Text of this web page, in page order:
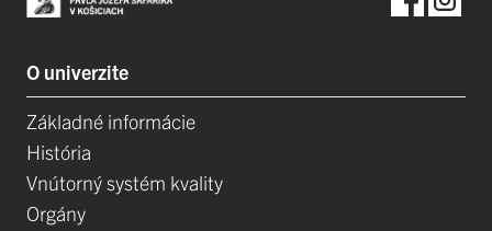
O univerzite
Základné informácie
História
Vnútorný systém kvality
Orgány